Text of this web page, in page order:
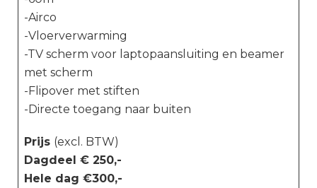
-Airco
-Vloerverwarming
-TV scherm voor laptopaansluiting en beamer
met scherm
-Flipover met stiften
-Directe toegang naar buiten
Prijs (excl. BTW)
Dagdeel € 250,-
Hele dag €300,-